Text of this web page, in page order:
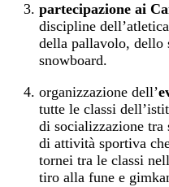
partecipazione ai
discipline
della pallavolo, dello
snowboard.
organizzazione dell’
tutte le classi
di socializzazione
di attività sportiva
tornei tra le classi
tiro alla fune e